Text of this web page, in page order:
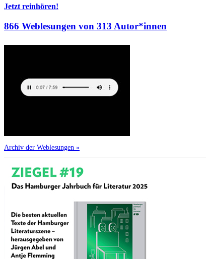
Jetzt reinhören!
866 Weblesungen von 313 Autor*innen
Archiv der Weblesungen »